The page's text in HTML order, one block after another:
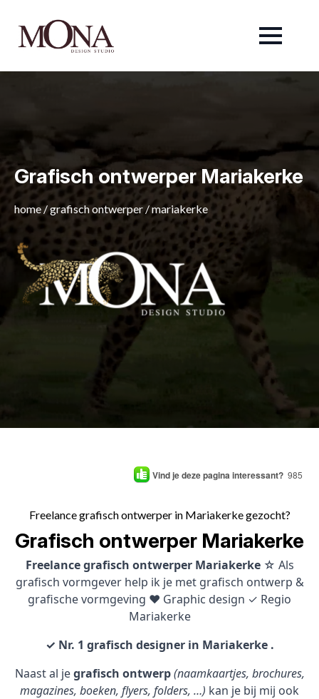
Grafisch ontwerper Mariakerke
home/grafisch ontwerper/mariakerke
Vind je deze pagina interessant? 985
Freelance grafisch ontwerper in Mariakerke gezocht?
Grafisch ontwerper Mariakerke
Freelance grafisch ontwerper Mariakerke ☆ Als
grafisch vormgever help ik je met grafisch ontwerp &
grafische vormgeving ♥ Graphic design ✓ Regio
Mariakerke
✓ Nr. 1 grafisch designer in Mariakerke .
Naast al jegrafisch ontwerp (naamkaartjes, brochures,
magazines, boeken, flyers, folders, …) kan je bij mij ook